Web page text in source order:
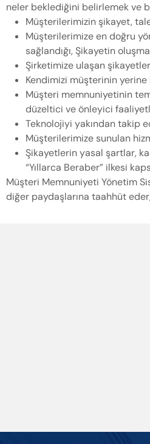
neler beklediğini belirlemek ve
Müşterilerimizin şikayet,
Müşterilerimize en doğru
sağlandığı, Şikayetin
Şirketimize ulaşan
Kendimizi müşterinin
Müşteri memnuniyetinin
düzeltici ve önleyici
Teknolojiyi yakından takip
Müşterilerimize sunulan
Şikayetlerin yasal şartlar,
“Yıllarca Beraber” ilkesi
Müşteri Memnuniyeti Yönetim
diğer paydaşlarına taahhüt